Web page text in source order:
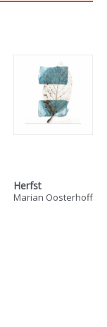
Herfst
Marian Oosterhoff